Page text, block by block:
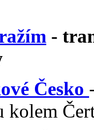
-
Česko
kolem